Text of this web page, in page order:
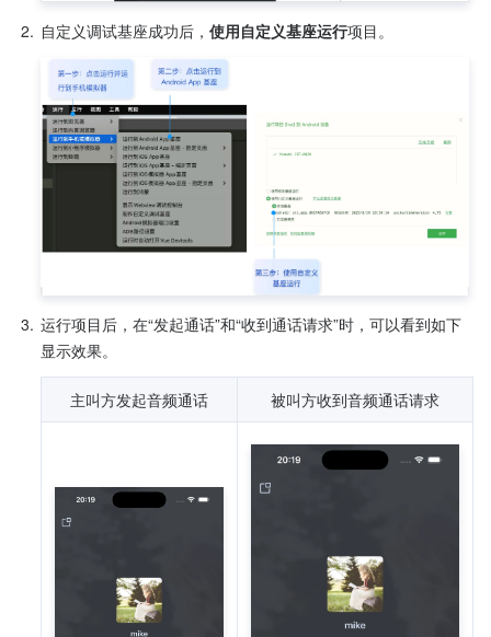
2. 自定义调试基座成功后， 使用自定义基座运行项目。
3. 运行项目后，在“发起通话”和“收到通话请求”时，可以看到如下
显示效果。
主叫方发起音频通话 被叫方收到音频通话请求